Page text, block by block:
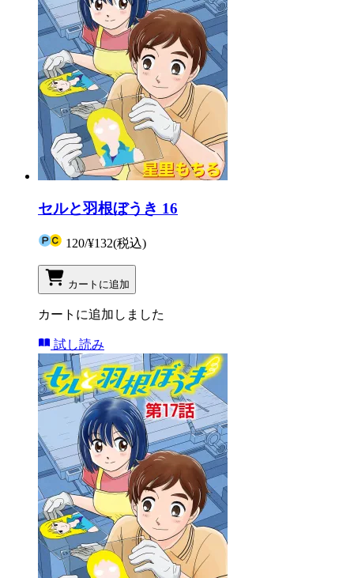
セルと羽根ぼうき 16
120/¥132(税込)
カートに追加
カートに追加しました
試し読み